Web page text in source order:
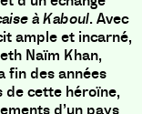
à Kaboul. Avec
ample et incarné,
Naïm Khan,
fin des années
de cette héroïne,